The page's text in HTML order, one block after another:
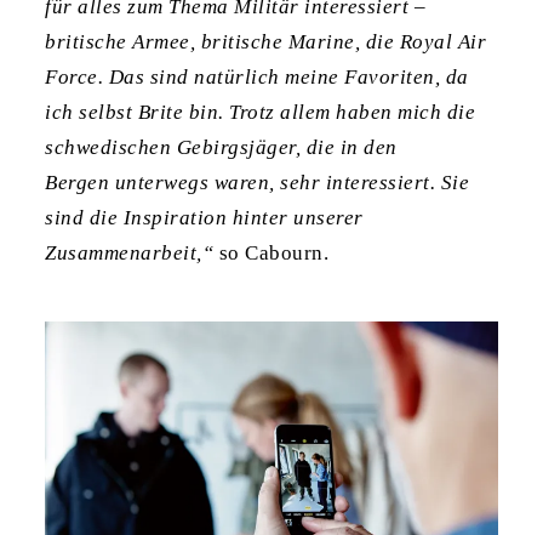
für alles zum Thema Militär interessiert –
britische Armee, britische Marine, die Royal Air
Force. Das sind natürlich meine Favoriten, da
ich selbst Brite bin. Trotz allem haben mich die
schwedischen Gebirgsjäger, die in den
Bergen unterwegs waren, sehr interessiert. Sie
sind die Inspiration hinter unserer
Zusammenarbeit,“ so Cabourn.